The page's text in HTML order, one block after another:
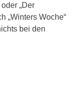
„Der
„Winters Woche“
bei den